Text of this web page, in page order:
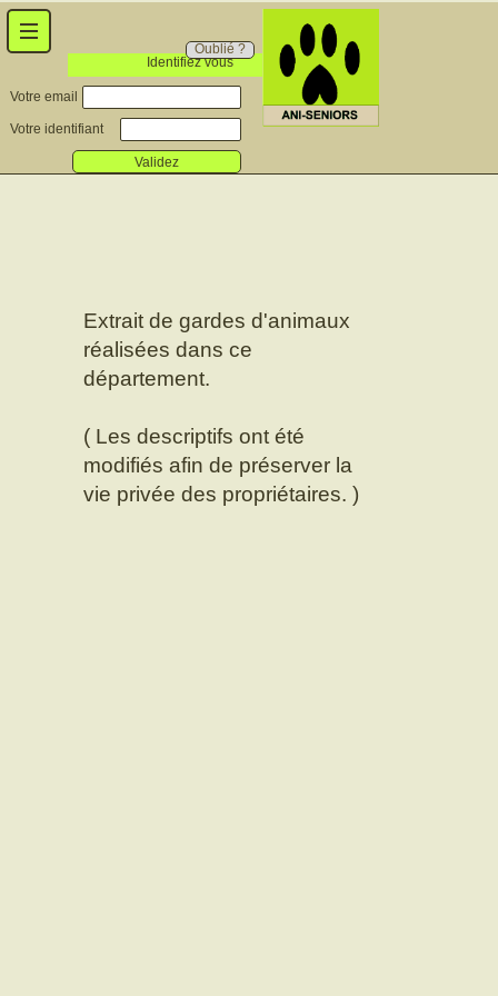
Identifiez vous
Oublié ?
Votre email
Votre identifiant
Validez
Extrait de gardes d'animaux
réalisées dans ce
département.
( Les descriptifs ont été
modifiés afin de préserver la
vie privée des propriétaires. )